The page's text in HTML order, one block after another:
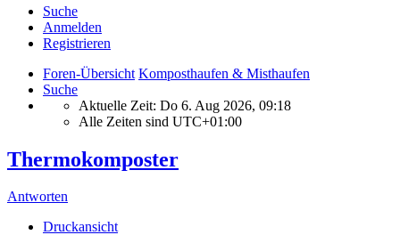
Suche
Anmelden
Registrieren
Foren-Übersicht Komposthaufen & Misthaufen
Suche
Aktuelle Zeit: Do 6. Aug 2026, 09:18
Alle Zeiten sind UTC+01:00
Thermokomposter
Antworten
Druckansicht